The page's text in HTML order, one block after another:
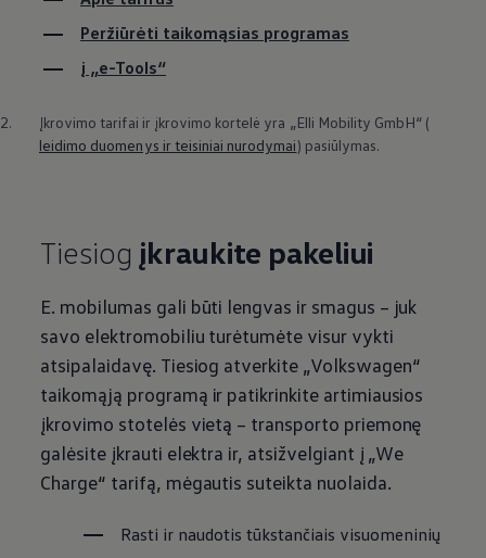
Peržiūrėti taikomąsias programas
į „e-Tools“
2.
Įkrovimo tarifai ir įkrovimo kortelė yra „Elli Mobility GmbH“ (
leidimo duomenys ir teisiniai nurodymai) pasiūlymas.
Tiesiog įkraukite pakeliui
E. mobilumas gali būti lengvas ir smagus – juk
savo elektromobiliu turėtumėte visur vykti
atsipalaidavę. Tiesiog atverkite „Volkswagen“
taikomąją programą ir patikrinkite artimiausios
įkrovimo stotelės vietą – transporto priemonę
galėsite įkrauti elektra ir, atsižvelgiant į „We
Charge“ tarifą, mėgautis suteikta nuolaida.
Rasti ir naudotis tūkstančiais visuomeninių